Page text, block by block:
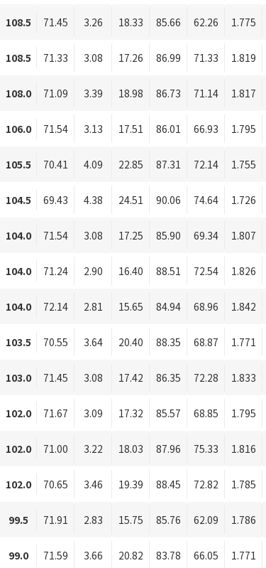
108.5 71.45 3.26 18.33 85.66 62.26 1.775
108.5 71.33 3.08 17.26 86.99 71.33 1.819
108.0 71.09 3.39 18.98 86.73 71.14 1.817
106.0 71.54 3.13 17.51 86.01 66.93 1.795
105.5 70.41 4.09 22.85 87.31 72.14 1.755
104.5 69.43 4.38 24.51 90.06 74.64 1.726
104.0 71.54 3.08 17.25 85.90 69.34 1.807
104.0 71.24 2.90 16.40 88.51 72.54 1.826
104.0 72.14 2.81 15.65 84.94 68.96 1.842
103.5 70.55 3.64 20.40 88.35 68.87 1.771
103.0 71.45 3.08 17.42 86.35 72.28 1.833
102.0 71.67 3.09 17.32 85.57 68.85 1.795
102.0 71.00 3.22 18.03 87.96 75.33 1.816
102.0 70.65 3.46 19.39 88.45 72.82 1.785
99.5 71.91 2.83 15.75 85.76 62.09 1.786
99.0 71.59 3.66 20.82 83.78 66.05 1.771